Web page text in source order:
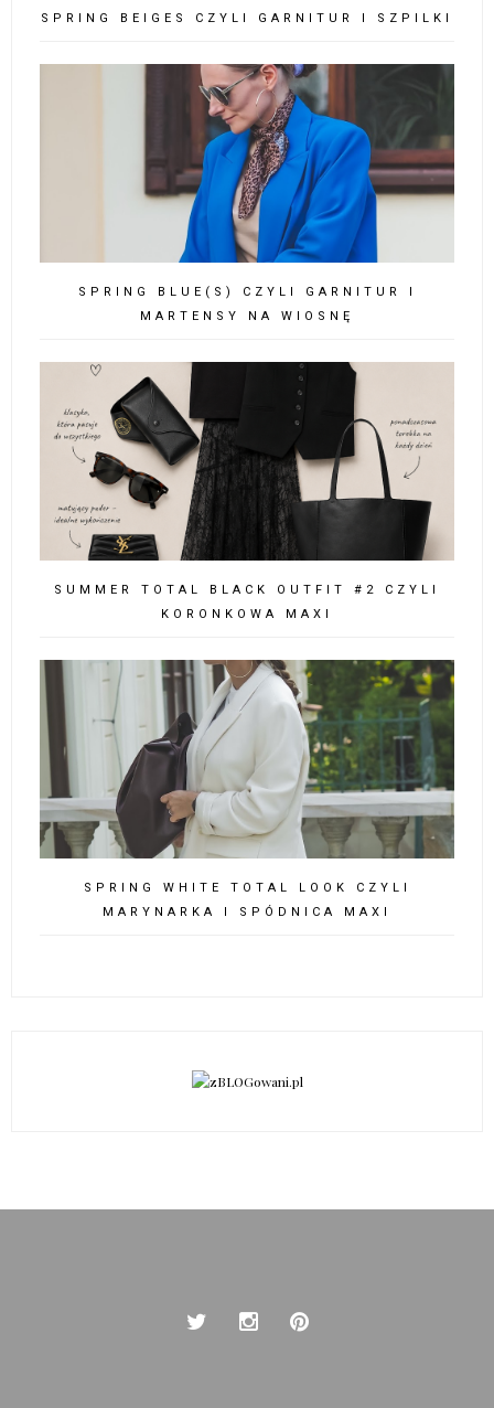
SPRING BEIGES CZYLI GARNITUR I SZPILKI
SPRING BLUE(S) CZYLI GARNITUR I
MARTENSY NA WIOSNĘ
SUMMER TOTAL BLACK OUTFIT #2 CZYLI
KORONKOWA MAXI
SPRING WHITE TOTAL LOOK CZYLI
MARYNARKA I SPÓDNICA MAXI